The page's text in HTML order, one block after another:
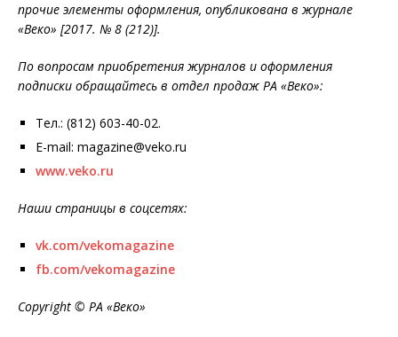
прочие элементы оформления, опубликована в журнале
«Веко» [2017. № 8 (212)].
По вопросам приобретения журналов и оформления
подписки обращайтесь в отдел продаж РА «Веко»:
Тел.: (812) 603-40-02.
E-mail: magazine@veko.ru
www.veko.ru
Наши страницы в соцсетях:
vk.com/vekomagazine
fb.com/vekomagazine
Copyright © РА «Веко»